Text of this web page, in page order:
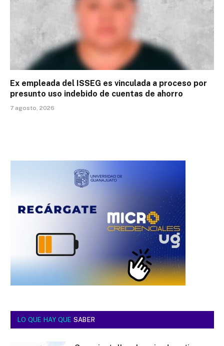
Ex empleada del ISSEG es vinculada a proceso por
presunto uso indebido de cuentas de ahorro
7 agosto, 2026
LO QUE HAY QUE SABER